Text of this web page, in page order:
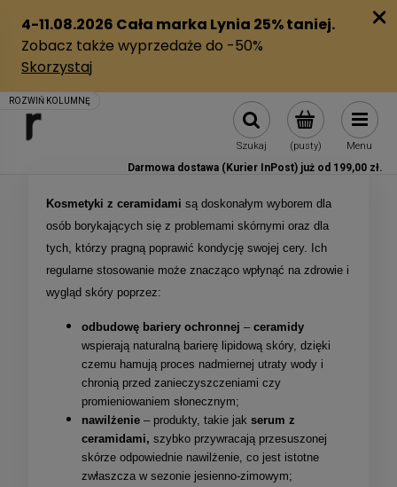
(pusty)
Szukaj Menu
Darmowa dostawa (Kurier InPost) już od 199,00 zł.
Kosmetyki z ceramidami są doskonałym wyborem dla
osób borykających się z problemami skórnymi oraz dla
tych, którzy pragną poprawić kondycję swojej cery. Ich
regularne stosowanie może znacząco wpłynąć na zdrowie i
wygląd skóry poprzez:
odbudowę bariery ochronnej – ceramidy
wspierają naturalną barierę lipidową skóry, dzięki
czemu hamują proces nadmiernej utraty wody i
chronią przed zanieczyszczeniami czy
promieniowaniem słonecznym;
nawilżenie – produkty, takie jak serum z
ceramidami, szybko przywracają przesuszonej
skórze odpowiednie nawilżenie, co jest istotne
zwłaszcza w sezonie jesienno-zimowym;